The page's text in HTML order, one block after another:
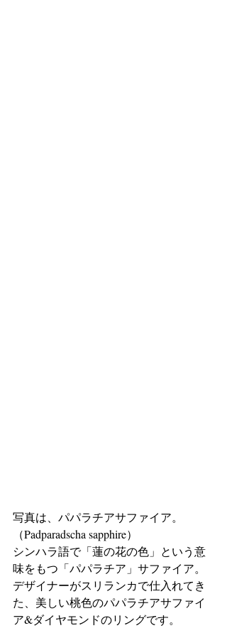
写真は、パパラチアサファイア。
（Padparadscha sapphire）
シンハラ語で「蓮の花の色」という意
味をもつ「パパラチア」サファイア。
デザイナーがスリランカで仕入れてき
た、美しい桃色のパパラチアサファイ
ア&ダイヤモンドのリングです。